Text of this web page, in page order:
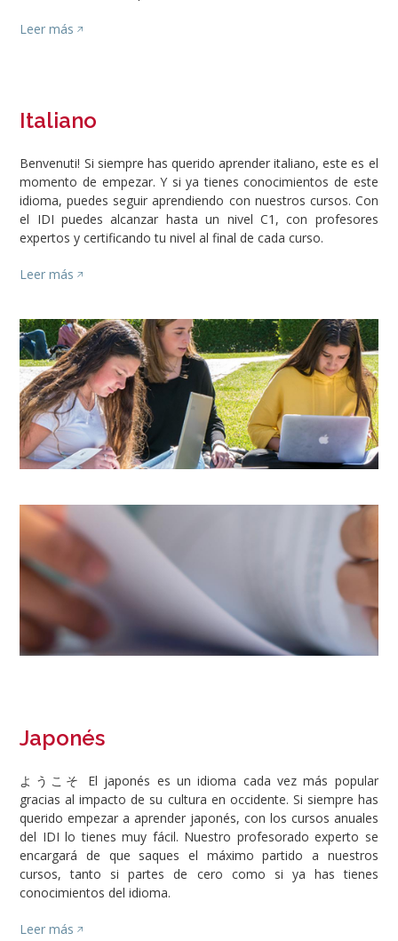
Leer más
Image
Italiano
Benvenuti! Si siempre has querido aprender italiano, este es el
momento de empezar. Y si ya tienes conocimientos de este
idioma, puedes seguir aprendiendo con nuestros cursos. Con
el IDI puedes alcanzar hasta un nivel C1, con profesores
expertos y certificando tu nivel al final de cada curso.
Leer más
Japonés
ようこそ El japonés es un idioma cada vez más popular
gracias al impacto de su cultura en occidente. Si siempre has
querido empezar a aprender japonés, con los cursos anuales
del IDI lo tienes muy fácil. Nuestro profesorado experto se
encargará de que saques el máximo partido a nuestros
cursos, tanto si partes de cero como si ya has tienes
conocimientos del idioma.
Leer más
Image